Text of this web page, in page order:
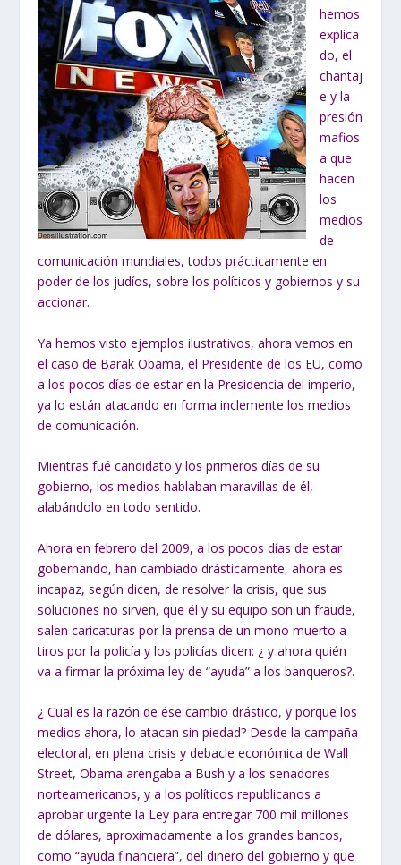
hemos
explica
do, el
chantaj
e y la
presión
mafios
a que
hacen
los
medios
de
comunicación mundiales, todos prácticamente en
poder de los judíos, sobre los políticos y gobiernos y su
accionar.
Ya hemos visto ejemplos ilustrativos, ahora vemos en
el caso de Barak Obama, el Presidente de los EU, como
a los pocos días de estar en la Presidencia del imperio,
ya lo están atacando en forma inclemente los medios
de comunicación.
Mientras fué candidato y los primeros días de su
gobierno, los medios hablaban maravillas de él,
alabándolo en todo sentido.
Ahora en febrero del 2009, a los pocos días de estar
gobernando, han cambiado drásticamente, ahora es
incapaz, según dicen, de resolver la crisis, que sus
soluciones no sirven, que él y su equipo son un fraude,
salen caricaturas por la prensa de un mono muerto a
tiros por la policía y los policías dicen: ¿ y ahora quién
va a firmar la próxima ley de “ayuda” a los banqueros?.
¿ Cual es la razón de ése cambio drástico, y porque los
medios ahora, lo atacan sin piedad? Desde la campaña
electoral, en plena crisis y debacle económica de Wall
Street, Obama arengaba a Bush y a los senadores
norteamericanos, y a los políticos republicanos a
aprobar urgente la Ley para entregar 700 mil millones
de dólares, aproximadamente a los grandes bancos,
como “ayuda financiera”, del dinero del gobierno y que